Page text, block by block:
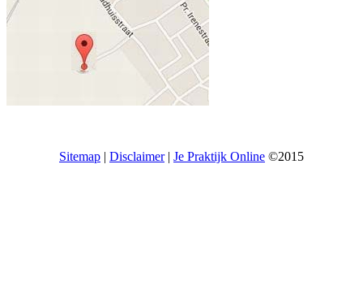
Sitemap | Disclaimer| Je Praktijk Online ©2015